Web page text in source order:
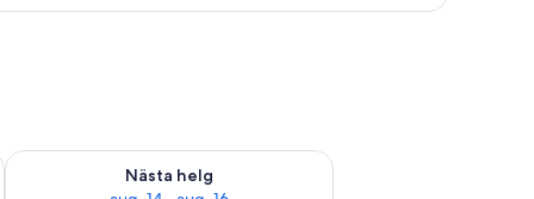
aug. 7 - aug. 9
Nästa helg
Kontrollera tillgängligheten för nästa helg aug. 14 - aug. 16